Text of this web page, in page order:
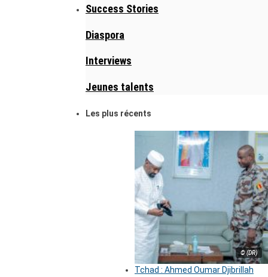
Success Stories
Diaspora
Interviews
Jeunes talents
Les plus récents
© (DR)
Tchad : Ahmed Oumar Djibrillah